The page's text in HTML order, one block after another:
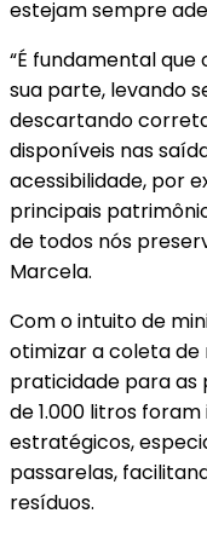
estejam sempre
“É fundamental
sua parte, levando
descartando
disponíveis nas
acessibilidade, por
principais
de todos nós
Marcela.
Com o intuito de
otimizar a coleta de
praticidade para as
de 1.000 litros
estratégicos,
passarelas,
resíduos.